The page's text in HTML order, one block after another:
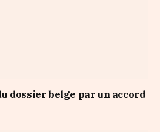
dossier belge par un accord